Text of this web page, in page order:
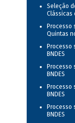
Seleção
Clássicas
Processo
Quintas
Processo
BNDES
Processo
BNDES
Processo
BNDES
Processo
BNDES